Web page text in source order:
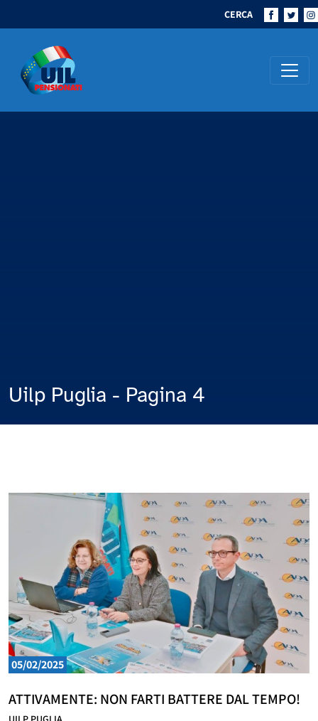
CERCA
Navigazione principale
Uilp Puglia - Pagina 4
05/02/2025
ATTIVAMENTE: NON FARTI BATTERE DAL TEMPO!